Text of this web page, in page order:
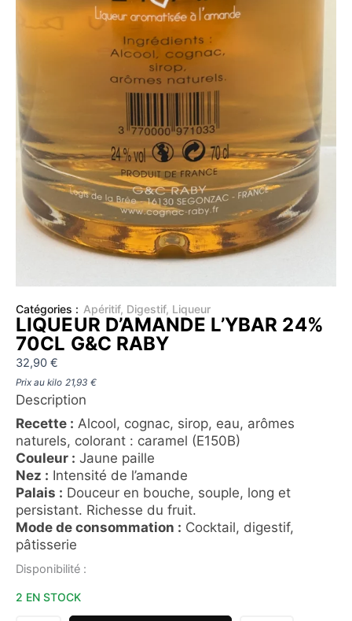
Catégories : Apéritif, Digestif, Liqueur
LIQUEUR D’AMANDE L’YBAR 24%
70CL G&C RABY
32,90 €
Prix au kilo 21,93 €
Description
Recette : Alcool, cognac, sirop, eau, arômes
naturels, colorant : caramel (E150B)
Couleur : Jaune paille
Nez : Intensité de l’amande
Palais : Douceur en bouche, souple, long et
persistant. Richesse du fruit.
Mode de consommation : Cocktail, digestif,
pâtisserie
Disponibilité :
2 EN STOCK
quantité
LIQUEUR
D'AMANDE